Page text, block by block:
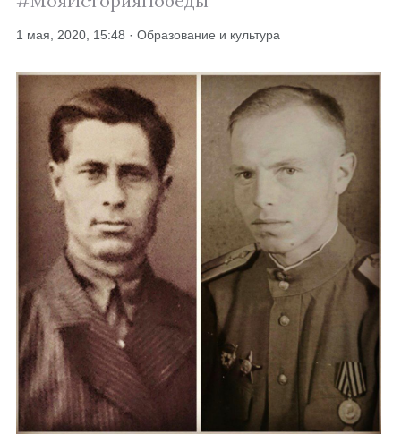
1 мая, 2020, 15:48 · Образование и культура